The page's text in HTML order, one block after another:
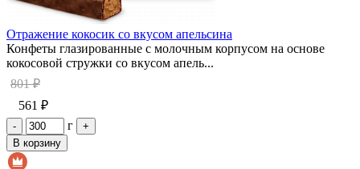
Отражение кокосик со вкусом апельсина
Конфеты глазированные с молочным корпусом на основе
кокосовой стружки со вкусом апель...
801 ₽
561 ₽
- г
+
В корзину